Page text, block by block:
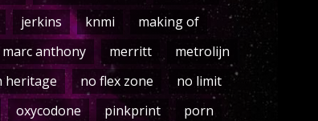
jerkins knmi
making of
marc anthony merritt
metrolijn
heritage
no flex zone
no limit
oxycodone pinkprint
porn